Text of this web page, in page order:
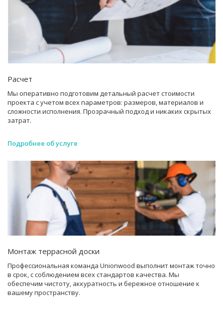
Расчет
Мы оперативно подготовим детальный расчет стоимости
проекта с учетом всех параметров: размеров, материалов и
сложности исполнения. Прозрачный подход и никаких скрытых
затрат.
Подробнее об услуге
Монтаж террасной доски
Профессиональная команда Unionwood выполнит монтаж точно
в срок, с соблюдением всех стандартов качества. Мы
обеспечим чистоту, аккуратность и бережное отношение к
вашему пространству.